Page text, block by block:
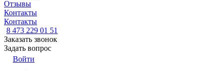
Отзывы
Контакты
Контакты
8 473 229 01 51
Заказать звонок
Задать вопрос
Войти